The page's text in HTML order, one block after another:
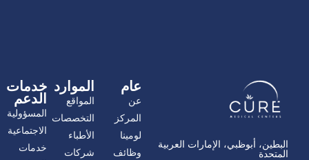
البطين، أبوظبي، الإمارات العربية
المتحدة
عام
عن
المركز
لومينا
وظائف
الموارد
المواقع
التخصصات
الأطباء
شركات
خدمات
الدعم
المسؤولية
الاجتماعية
خدمات